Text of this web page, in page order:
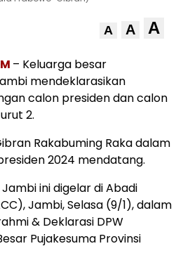
A A A
– Keluarga besar
mendeklarasikan
calon presiden dan calon
2.
Rakabuming Raka dalam
2024 mendatang.
ini digelar di Abadi
Jambi, Selasa (9/1), dalam
& Deklarasi DPW
Pujakesuma Provinsi